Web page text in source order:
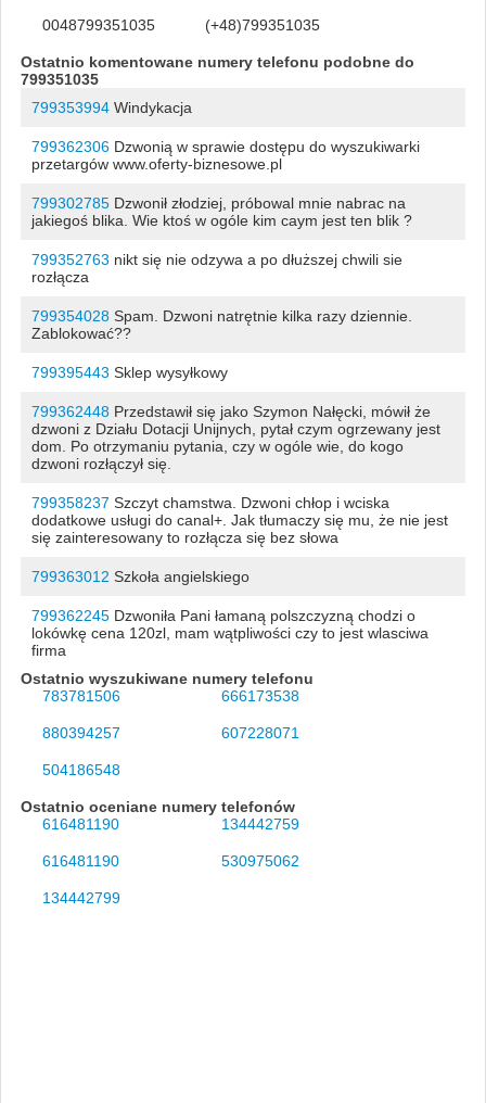
0048799351035 (+48)799351035
Ostatnio komentowane numery telefonu podobne do
799351035
799353994Windykacja
799362306Dzwonią w sprawie dostępu do wyszukiwarki
przetargów www.oferty-biznesowe.pl
799302785Dzwonił złodziej, próbowal mnie nabrac na
jakiegoś blika. Wie ktoś w ogóle kim caym jest ten blik ?
799352763 nikt się nie odzywa a po dłuższej chwili sie
rozłącza
799354028Spam. Dzwoni natrętnie kilka razy dziennie.
Zablokować??
799395443 Sklep wysyłkowy
799362448Przedstawił się jako Szymon Nałęcki, mówił że
dzwoni z Działu Dotacji Unijnych, pytał czym ogrzewany jest
dom. Po otrzymaniu pytania, czy w ogóle wie, do kogo
dzwoni rozłączył się.
799358237 Szczyt chamstwa. Dzwoni chłop i wciska
dodatkowe usługi do canal+. Jak tłumaczy się mu, że nie jest
się zainteresowany to rozłącza się bez słowa
799363012 Szkoła angielskiego
799362245Dzwoniła Pani łamaną polszczyzną chodzi o
lokówkę cena 120zl, mam wątpliwości czy to jest wlasciwa
firma
Ostatnio wyszukiwane numery telefonu
783781506
666173538
880394257 607228071
504186548
Ostatnio oceniane numery telefonów
616481190
134442759
616481190 530975062
134442799